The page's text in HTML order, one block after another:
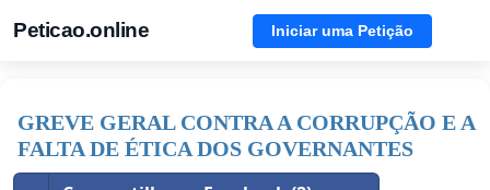
Peticao.online Iniciar uma Petição
GREVE GERAL CONTRA A CORRUPÇÃO E A
FALTA DE ÉTICA DOS GOVERNANTES